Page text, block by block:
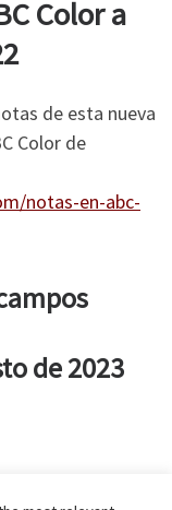
Color a
de esta nueva
Color de
notas-en-abc-
de 2023